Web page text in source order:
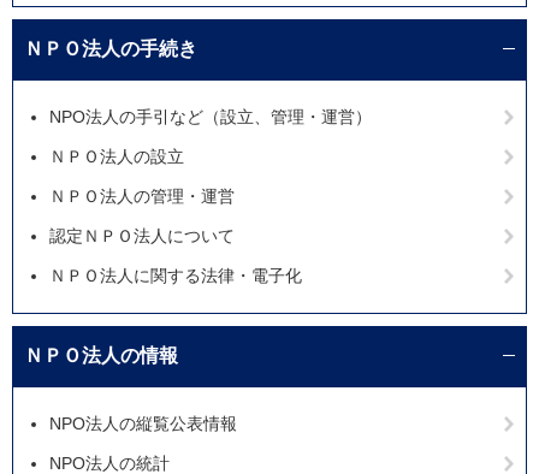
ＮＰＯ法人の手続き
NPO法人の手引など（設立、管理・運営）
ＮＰＯ法人の設立
ＮＰＯ法人の管理・運営
認定ＮＰＯ法人について
ＮＰＯ法人に関する法律・電子化
ＮＰＯ法人の情報
NPO法人の縦覧公表情報
NPO法人の統計